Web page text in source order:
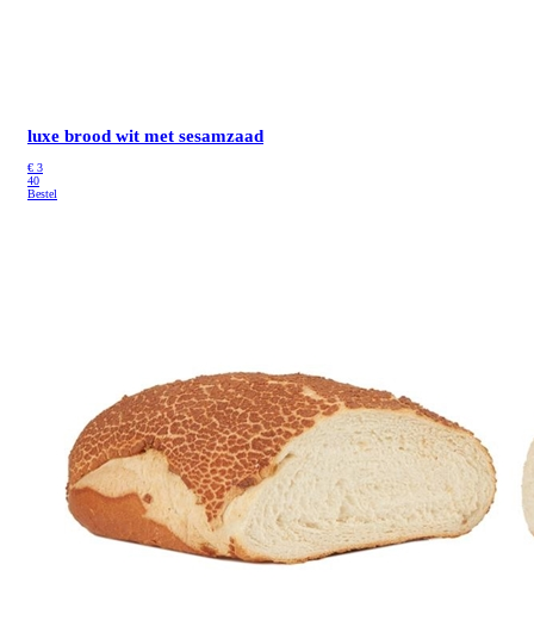
luxe brood wit met sesamzaad
€ 3
40
Bestel